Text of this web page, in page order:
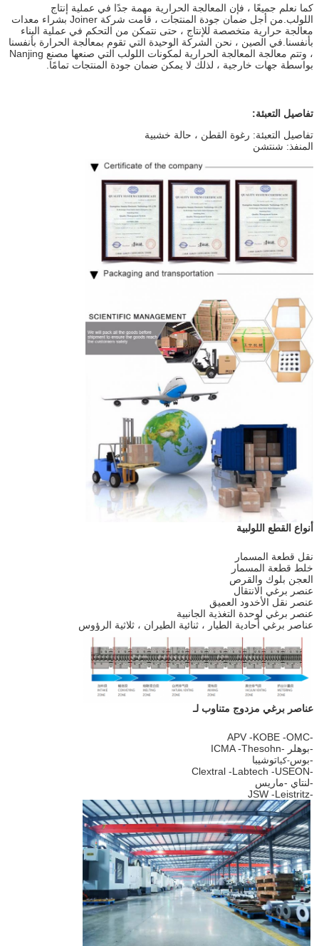
كما نعلم جميعًا ، فإن المعالجة الحرارية مهمة جدًا في عملية إنتاج
اللولب.من أجل ضمان جودة المنتجات ، قامت شركة Joiner بشراء معدات
معالجة حرارية متخصصة للإنتاج ، حتى نتمكن من التحكم في عملية البناء
بأنفسنا.في الصين ، نحن الشركة الوحيدة التي تقوم بمعالجة الحرارة بأنفسنا
، وتتم معالجة المعالجة الحرارية لمكونات اللولب التي صنعها مصنع Nanjing
بواسطة جهات خارجية ، لذلك لا يمكن ضمان جودة المنتجات تمامًا.
تفاصيل التعبئة:
تفاصيل التعبئة: رغوة القطن ، حالة خشبية
المنفذ: شنتشن
أنواع القطع اللولبية
نقل قطعة المسمار
خلط قطعة المسمار
العجن بلوك والقرص
عنصر برغي الانتقال
عنصر نقل الأخدود العميق
عنصر برغي لوحدة التغذية الجانبية
عناصر برغي أحادية الطيار ، ثنائية الطيران ، ثلاثية الرؤوس
عناصر برغي مزدوج متناوب لـ
-APV -KOBE -OMC
-بوهلر -ICMA -Thesohn
-بوس-كياتوشيبا
-Clextral -Labtech -USEON
-لنتاي -ماريس
-JSW -Leistritz